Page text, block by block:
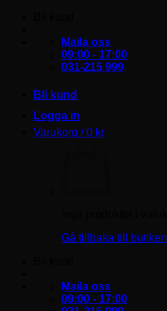
Maila oss
09:00 - 17:00
031-215 999
Bli kund
Logga in
Varukorg /0 kr
Gå tillbaka till butiken
Maila oss
09:00 - 17:00